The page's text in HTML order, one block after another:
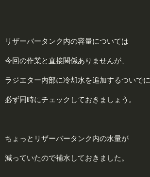
リザーバータンク内の容量については
今回の作業と直接関係ありませんが、
ラジエター内部に冷却水を追加するついでに
必ず同時にチェックしておきましょう。
ちょっとリザーバータンク内の水量が
減っていたので補水しておきました。